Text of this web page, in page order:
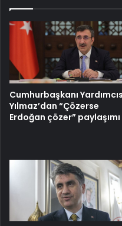
Cumhurbaşkanı
Yılmaz’dan “Çözerse
Erdoğan çözer” paylaşımı